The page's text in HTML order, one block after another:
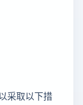
采取以下措